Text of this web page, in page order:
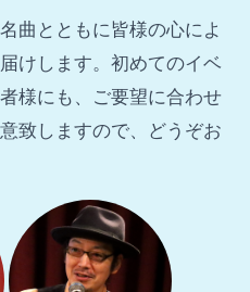
曲とともに皆様の心によ
けします。初めてのイベ
様にも、ご要望に合わせ
致しますので、どうぞお